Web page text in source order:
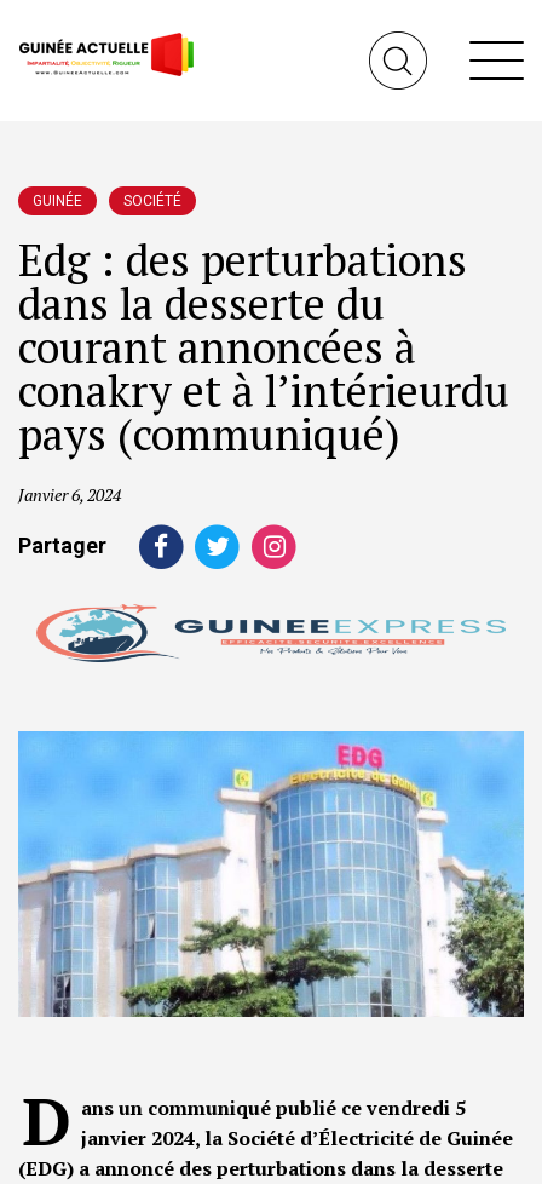
GUINÉE SOCIÉTÉ
Edg : des perturbations
dans la desserte du
courant annoncées à
conakry et à l’intérieurdu
pays (communiqué)
Janvier 6, 2024
Partager
D ans un communiqué publié ce vendredi 5
janvier 2024, la Société d’Électricité de Guinée
(EDG) a annoncé des perturbations dans la desserte